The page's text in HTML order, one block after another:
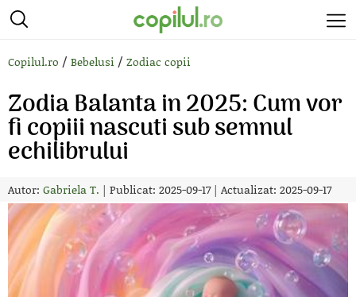
Copilul.ro / Bebelusi / Zodiac copii
Zodia Balanta in 2025: Cum vor
fi copiii nascuti sub semnul
echilibrului
Autor: Gabriela T. | Publicat: 2025-09-17| Actualizat: 2025-09-17